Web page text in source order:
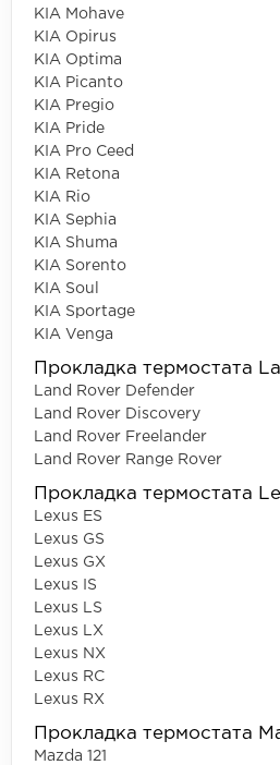
KIA Mohave
KIA Opirus
KIA Optima
KIA Picanto
KIA Pregio
KIA Pride
KIA Pro Ceed
KIA Retona
KIA Rio
KIA Sephia
KIA Shuma
KIA Sorento
KIA Soul
KIA Sportage
KIA Venga
Прокладка термостата
Land Rover Defender
Land Rover Discovery
Land Rover Freelander
Land Rover Range Rover
Прокладка термостата
Lexus ES
Lexus GS
Lexus GX
Lexus IS
Lexus LS
Lexus LX
Lexus NX
Lexus RC
Lexus RX
Прокладка термостата
Mazda 121